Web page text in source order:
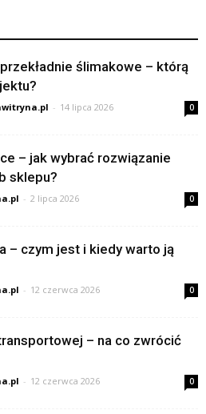
ślimakowe – którą
- 14 lipca 2026 0
– jak wybrać rozwiązanie
sklepu?
- 2 lipca 2026 0
– czym jest i kiedy warto ją
- 12 czerwca 2026 0
– na co zwrócić
- 12 czerwca 2026 0